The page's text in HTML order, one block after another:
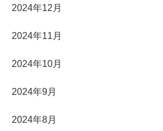
2024年12月
2024年11月
2024年10月
2024年9月
2024年8月